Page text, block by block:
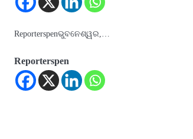
Reporterspenଭୁବନେଶ୍ୱର,…
Reporterspen